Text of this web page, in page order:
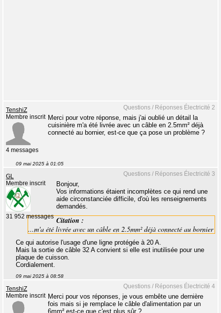
Questions / Réponses Électricité 2
TenshiZ
Membre inscrit
4 messages
Merci pour votre réponse, mais j'ai oublié un détail la
cuisinière m'a été livrée avec un câble en 2.5mm² déjà
connecté au bornier, est-ce que ça pose un problème ?
09 mai 2025 à 01:05
Questions / Réponses Électricité 3
GL
Membre inscrit
31 952 messages
Bonjour,
Vos informations étaient incomplètes ce qui rend une
aide circonstanciée difficile, d'où les renseignements
demandés.
Citation :
...m'a été livrée avec un câble en 2.5mm² déjà connecté au bornier
Ce qui autorise l'usage d'une ligne protégée à 20 A.
Mais la sortie de câble 32 A convient si elle est inutilisée pour une
plaque de cuisson.
Cordialement.
09 mai 2025 à 08:58
Questions / Réponses Électricité 4
TenshiZ
Membre inscrit Merci pour vos réponses, je vous embête une dernière
fois mais si je remplace le câble d'alimentation par un
6mm² est-ce que c'est plus sûr ?